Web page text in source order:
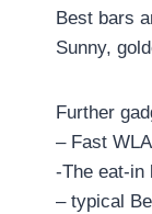
Best bars
Sunny,
Further
– Fast
-The eat-in
– typical